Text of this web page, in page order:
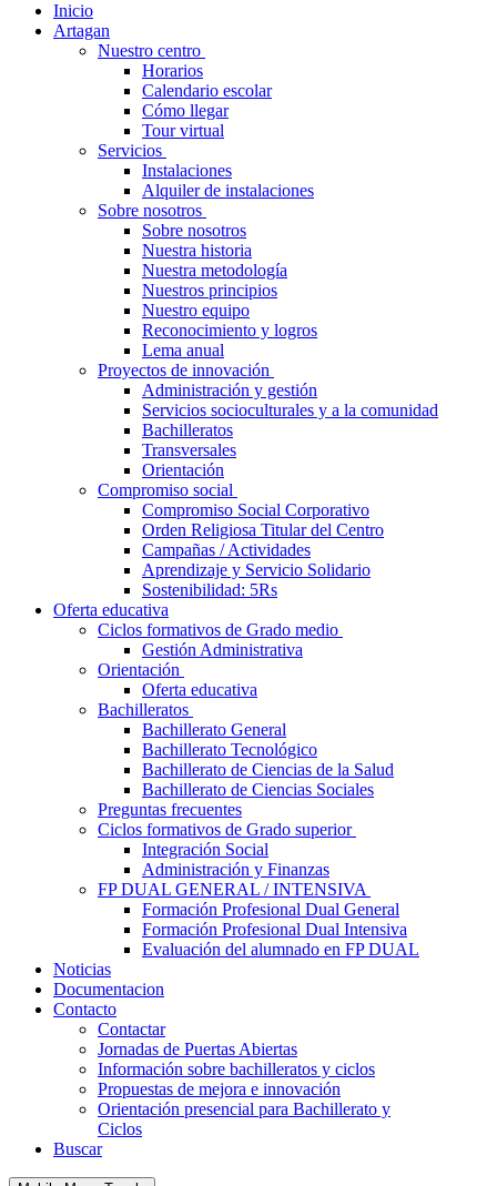
Inicio
Artagan
Nuestro centro
Horarios
Calendario escolar
Cómo llegar
Tour virtual
Servicios
Instalaciones
Alquiler de instalaciones
Sobre nosotros
Sobre nosotros
Nuestra historia
Nuestra metodología
Nuestros principios
Nuestro equipo
Reconocimiento y logros
Lema anual
Proyectos de innovación
Administración y gestión
Servicios socioculturales y a la comunidad
Bachilleratos
Transversales
Orientación
Compromiso social
Compromiso Social Corporativo
Orden Religiosa Titular del Centro
Campañas / Actividades
Aprendizaje y Servicio Solidario
Sostenibilidad: 5Rs
Oferta educativa
Ciclos formativos de Grado medio
Gestión Administrativa
Orientación
Oferta educativa
Bachilleratos
Bachillerato General
Bachillerato Tecnológico
Bachillerato de Ciencias de la Salud
Bachillerato de Ciencias Sociales
Preguntas frecuentes
Ciclos formativos de Grado superior
Integración Social
Administración y Finanzas
FP DUAL GENERAL / INTENSIVA
Formación Profesional Dual General
Formación Profesional Dual Intensiva
Evaluación del alumnado en FP DUAL
Noticias
Documentacion
Contacto
Contactar
Jornadas de Puertas Abiertas
Información sobre bachilleratos y ciclos
Propuestas de mejora e innovación
Orientación presencial para Bachillerato y
Ciclos
Buscar